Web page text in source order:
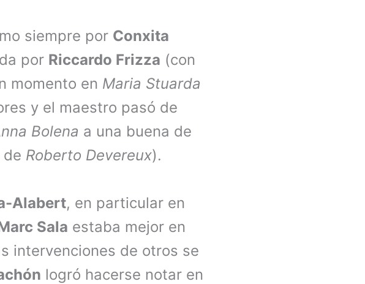
siempre por Conxita
por Riccardo Frizza (con
momento en Maria Stuarda
y el maestro pasó de
Bolena a una buena de
de Roberto Devereux).
Alabert, en particular en
Sala estaba mejor en
intervenciones de otros se
logró hacerse notar en